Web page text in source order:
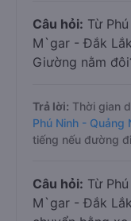
Câu hỏi: Từ
M`gar - Đắk
Giường nằm
Trả lời: Thời gian
Phú Ninh -
tiếng nếu đường
Câu hỏi: Từ
M`gar - Đắk